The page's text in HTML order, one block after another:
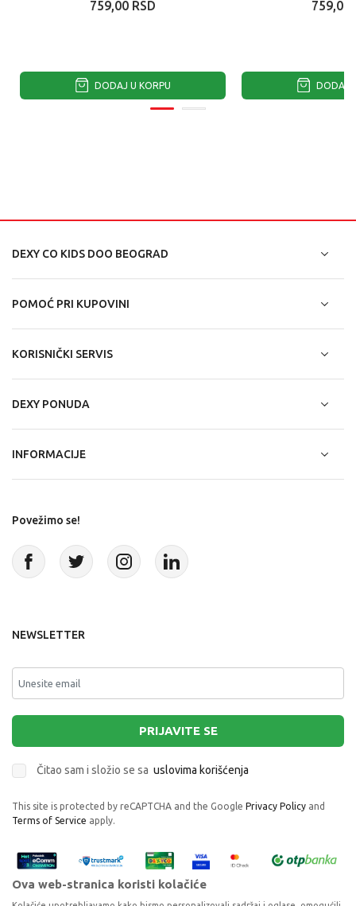
759,00 RSD
DODAJ U KORPU
759,00
DODAJ
DEXY CO KIDS DOO BEOGRAD
POMOĆ PRI KUPOVINI
KORISNIČKI SERVIS
DEXY PONUDA
INFORMACIJE
Povežimo se!
NEWSLETTER
PRIJAVITE SE
Čitao sam i složio se sa uslovima korišćenja
This site is protected by reCAPTCHA and the Google Privacy Policy and
Terms of Service apply.
Ova web-stranica koristi kolačiće